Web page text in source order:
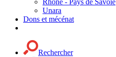
Rhône - Pays de Savoie
Unara
Dons et mécénat
Rechercher